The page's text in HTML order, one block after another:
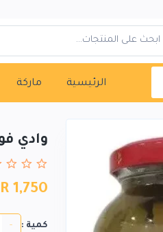
الرئيسية ماركة
وادي
1,750
كمية : -